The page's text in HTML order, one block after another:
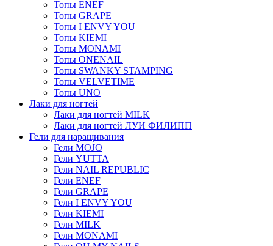
Топы ENEF
Топы GRAPE
Топы I ENVY YOU
Топы KIEMI
Топы MONAMI
Топы ONENAIL
Топы SWANKY STAMPING
Топы VELVETIME
Топы UNO
Лаки для ногтей
Лаки для ногтей MILK
Лаки для ногтей ЛУИ ФИЛИПП
Гели для наращивания
Гели MOJO
Гели YUTTA
Гели NAIL REPUBLIC
Гели ENEF
Гели GRAPE
Гели I ENVY YOU
Гели KIEMI
Гели MILK
Гели MONAMI